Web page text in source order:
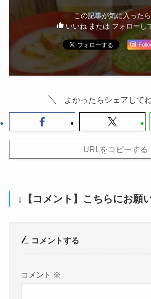
この記事が気に入ったら
いいね または フォローし
よかったらシェアしてね
URLをコピーする
↓【コメント】こちらにお願
コメントする
コメント ※